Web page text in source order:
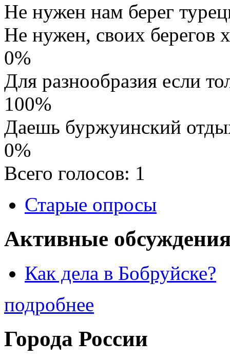
Не нужен нам берег
Не нужен, своих берегов
0%
Для разнообразия если
100%
Даешь буржуинский
0%
Всего голосов: 1
Старые опросы
Активные
Как дела в Бобруйске?
подробнее
Города России